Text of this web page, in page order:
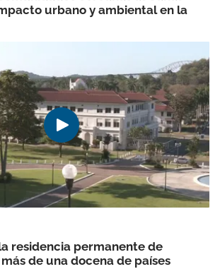
urbano y ambiental en la
residencia permanente de
de una docena de países